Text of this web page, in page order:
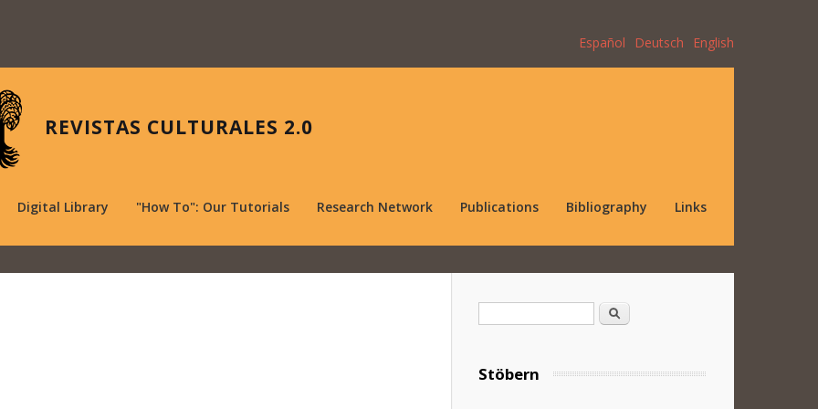
Español Deutsch English
REVISTAS CULTURALES 2.0
Digital Library "How To": Our Tutorials Research Network Publications Bibliography Links
Search
Stöbern